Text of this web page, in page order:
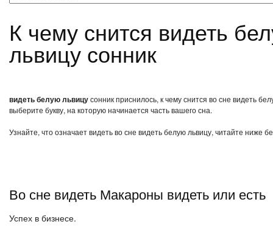
К чему снится видеть белую львицу? видеть белую
львицу сонник
видеть белую львицусонник приснилось, к чему снится во сне видеть
выберите букву, на которую начинается часть вашего сна.
Узнайте, что означает видеть во сне видеть белую львицу, читайте ниже
Во сне видеть Макароны видеть или есть
Успех в бизнесе.